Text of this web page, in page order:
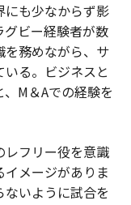
にも少なからず影
ビー経験者が数
を務めながら、サ
る。ビジネスと
M＆Aでの経験を
レフリー役を意識
メージがありま
いように試合を